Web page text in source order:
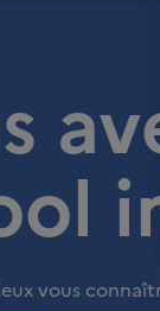
vous